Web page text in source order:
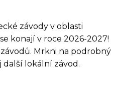
závody v oblasti
konají v roce 2026-2027!
Mrkni na podrobný
další lokální závod.